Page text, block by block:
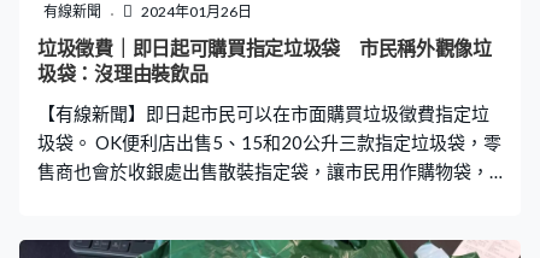
有線新聞 2024年01月26日
垃圾徵費｜即日起可購買指定垃圾袋 市民稱外觀像垃
圾袋：沒理由裝飲品
【有線新聞】即日起市民可以在市面購買垃圾徵費指定垃
圾袋。 OK便利店出售5、15和20公升三款指定垃圾袋，零
售商也會於收銀處出售散裝指定袋，讓市民用作購物袋，